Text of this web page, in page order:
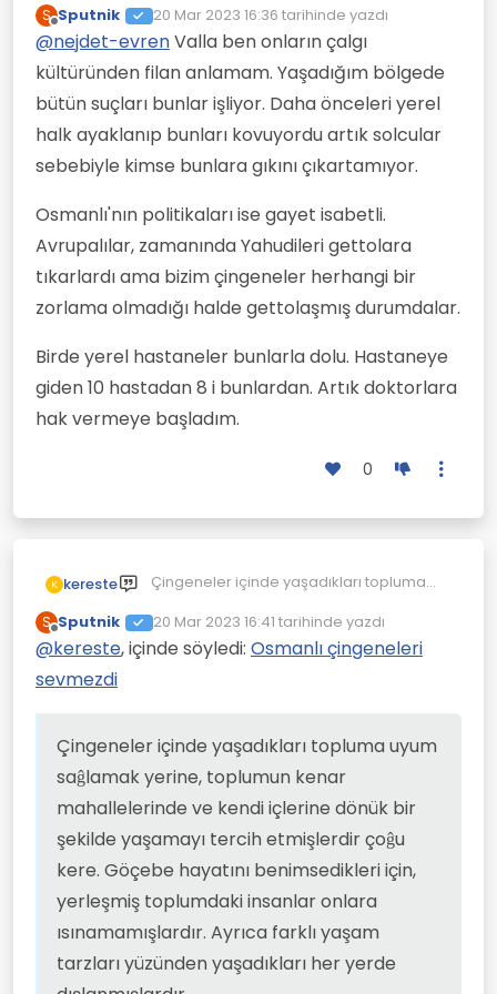
etmişlerdir; gittikleri her coğrafya
kültürüne kısa sürede hakim olmuş
yöntemleriyle kültür taşıyıcılığı
yapmışlardır. onları dışlayan ve
ötekileştiren her toplumsal doku
onların kendi klültürlerine yaptıkları
katkıyı gördükleri halde statükodan
edememişlerdir; bu da
onların/yerleşik toplumların tutucu
olmasının bir sonucudur; günah
keçisine her daim ihtiyaçları var
zaten...
S
Çevrimdışı
Sputnik 20 Mar 2023 16:36 tarihinde yazdı
Son düzenleyen:
@nejdet-evrenValla ben onların çalgı
kültüründen filan anlamam. Yaşadığım bölgede
bütün suçları bunlar işliyor. Daha önceleri yerel
halk ayaklanıp bunları kovuyordu artık solcular
sebebiyle kimse bunlara gıkını çıkartamıyor.
Osmanlı'nın politikaları ise gayet isabetli.
Avrupalılar, zamanında Yahudileri gettolara
tıkarlardı ama bizim çingeneler herhangi bir
zorlama olmadığı halde gettolaşmış durumdalar.
Birde yerel hastaneler bunlarla dolu. Hastaneye
giden 10 hastadan 8 i bunlardan. Artık doktorlara
hak vermeye başladım.
0
K kereste
Çingeneler içinde yaşadıkları topluma
mahallelerinde ve kendi içlerine dönük
bir şekilde yaşamayı tercih etmişlerdir
her yerde dışlanmışlardır.
Kendilerine özgü bir dinleri de yoktur;
yaşadıkları yöreye göre dinleri de farklı
S
Çevrimdışı
Sputnik 20 Mar 2023 16:41 tarihinde yazdı
Son düzenleyen:
@kereste, içinde söyledi: Osmanlı çingeneleri
sevmezdi
Çingeneler içinde yaşadıkları topluma uyum
saĝlamak yerine, toplumun kenar
mahallelerinde ve kendi içlerine dönük bir
şekilde yaşamayı tercih etmişlerdir çoĝu
kere. Göçebe hayatını benimsedikleri için,
yerleşmiş toplumdaki insanlar onlara
ısınamamışlardır. Ayrıca farklı yaşam
tarzları yüzünden yaşadıkları her yerde